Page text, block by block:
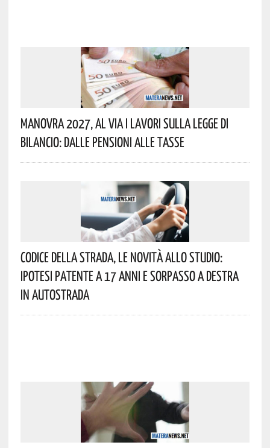
Manovra 2027, Al Via I Lavori Sulla Legge Di
Bilancio: Dalle Pensioni Alle Tasse
Codice Della Strada, Le Novità Allo Studio:
Ipotesi Patente A 17 Anni E Sorpasso A Destra
In Autostrada